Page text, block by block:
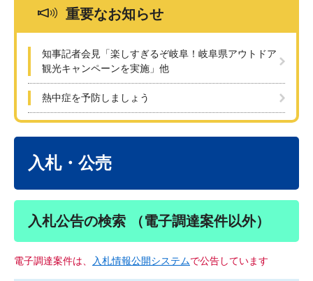
重要なお知らせ
知事記者会見「楽しすぎるぞ岐阜！岐阜県アウトドア
観光キャンペーンを実施」他
熱中症を予防しましょう
入札・公売
入札公告の検索 （電子調達案件以外）
電子調達案件は、 入札情報公開システムで公告しています